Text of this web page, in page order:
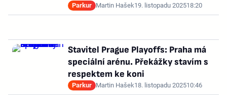
Parkur Martin Hašek19. listopadu 202518:20
Stavitel Prague Playoffs: Praha má
speciální arénu. Překážky stavím s
respektem ke koni
Parkur Martin Hašek18. listopadu 202510:46